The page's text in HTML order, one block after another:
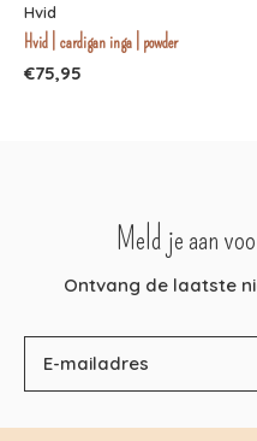
Hvid
Hvid | cardigan inga | powder
€75,95
Meld je aan
Ontvang de laatste